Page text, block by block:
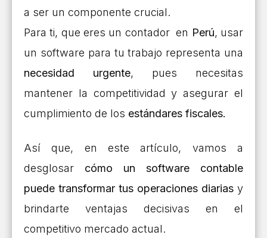
a ser un componente crucial.
Para ti, que eres un contador en Perú, usar
un software para tu trabajo representa una
necesidad urgente, pues necesitas
mantener la competitividad y asegurar el
cumplimiento de los estándares fiscales.
Así que, en este artículo, vamos a
desglosar cómo un software contable
puede transformar tus operaciones diarias y
brindarte ventajas decisivas en el
competitivo mercado actual.